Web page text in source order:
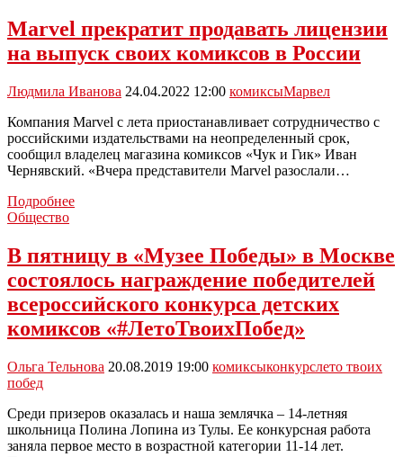
Толстого
и
Верна
в
комиксах
Marvel прекратит продавать лицензии
на выпуск своих комиксов в России
Людмила Иванова 24.04.2022 12:00 комиксыМарвел
Компания Marvel с лета приостанавливает сотрудничество с
российскими издательствами на неопределенный срок,
сообщил владелец магазина комиксов «Чук и Гик» Иван
Чернявский. «Вчера представители Marvel разослали…
ПодробнееMarvel
на
выпуск
своих
комиксов
в
Общество
В пятницу в «Музее Победы» в Москве
состоялось награждение победителей
всероссийского конкурса детских
комиксов «#ЛетоТвоихПобед»
Ольга Тельнова 20.08.2019 19:00 комиксыконкурслето твоих
побед
Среди призеров оказалась и наша землячка – 14-летняя
школьница Полина Лопина из Тулы. Ее конкурсная работа
заняла первое место в возрастной категории 11-14 лет.